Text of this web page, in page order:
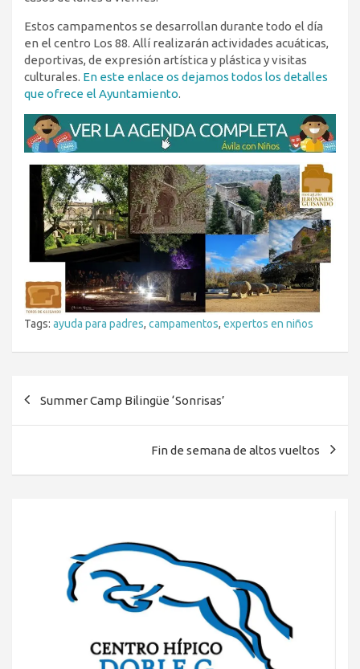
Estos campamentos se desarrollan durante todo el día
en el centro Los 88. Allí realizarán actividades acuáticas,
deportivas, de expresión artística y plástica y visitas
culturales. En este enlace os dejamos todos los detalles
que ofrece el Ayuntamiento.
Tags: ayuda para padres, campamentos, expertos en niños
Summer Camp Bilingüe ‘Sonrisas’
Fin de semana de altos vueltos